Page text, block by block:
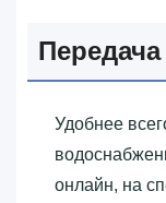
Удобнее
онлайн, на